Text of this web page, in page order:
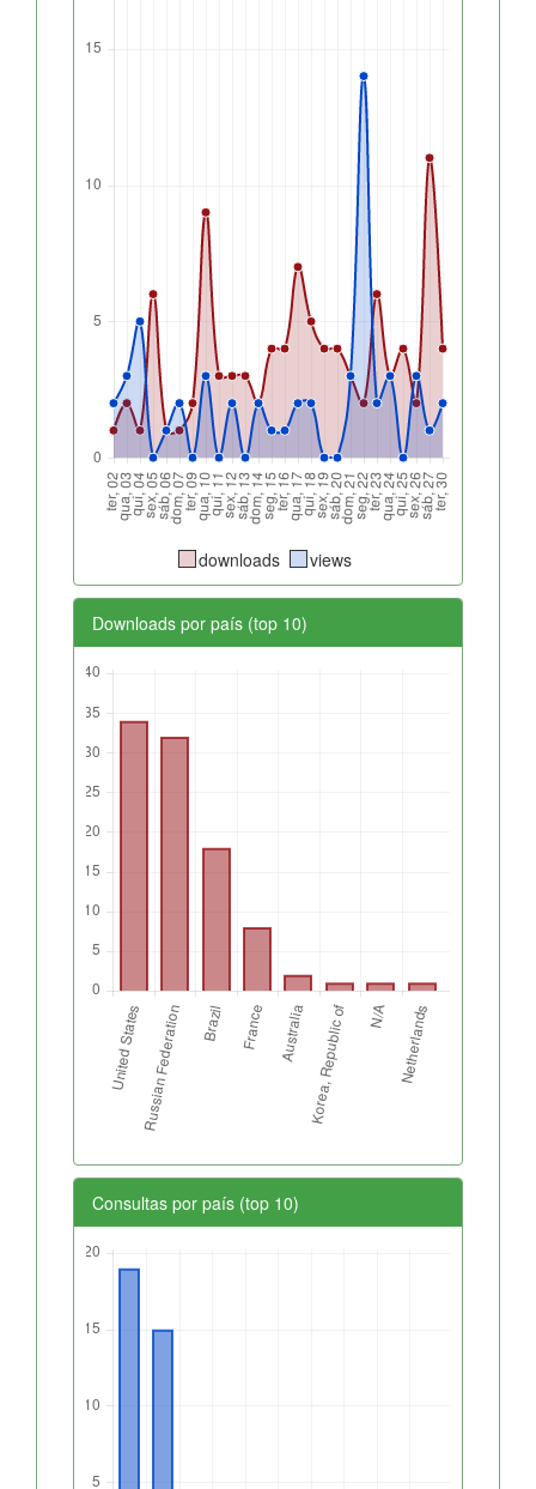
downloads views
Downloads por país (top 10)
Consultas por país (top 10)